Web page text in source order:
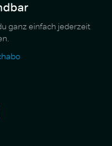
ganz einfach jederzeit